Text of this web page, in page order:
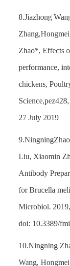
8.Jiazhong
Zhao*, Effects
performance,
chickens,
Science,pez428,
27 July 2019
Liu, Xiaomin
Antibody
for Brucella
Microbiol.
doi: 10.3389/
10.Ningning
Wang,